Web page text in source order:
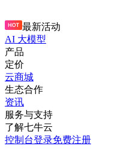
最新活动
AI 大模型
产品
定价
云商城
生态合作
资讯
服务与支持
了解七牛云
控制台登录免费注册